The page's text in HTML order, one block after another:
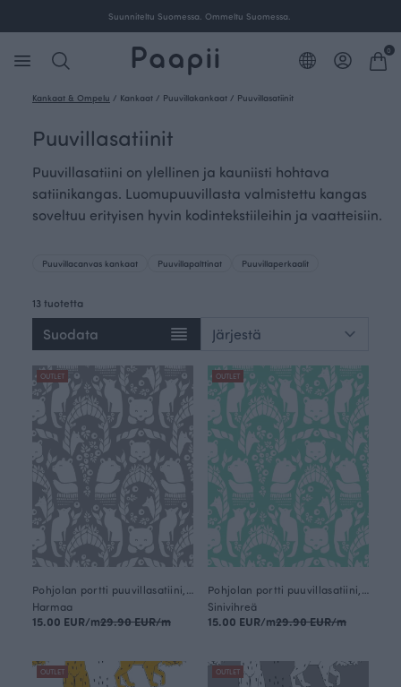
Ilmainen toimitus yli 100 € tilauksille Suomessa.
0
Kankaat & Ompelu / Kankaat / Puuvillakankaat / Puuvillasatiinit
Puuvillasatiinit
Puuvillasatiini on ylellinen ja kauniisti hohtava
satiinikangas. Luomupuuvillasta valmistettu kangas
soveltuu erityisen hyvin kodintekstiileihin ja vaatteisiin.
Puuvillacanvas kankaat Puuvillapalttinat Puuvillaperkaalit
13 tuotetta
Suodata
OUTLET
Harmaa
15.00 EUR/m29.90 EUR/m
OUTLET
Sinivihreä
15.00 EUR/m29.90 EUR/m
OUTLET OUTLET